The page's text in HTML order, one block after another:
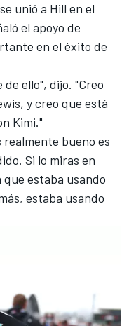
unió a Hill en el
el apoyo de
en el éxito de
ello", dijo. "Creo
y creo que está
Kimi."
bueno es
Si lo miras en
estaba usando
estaba usando